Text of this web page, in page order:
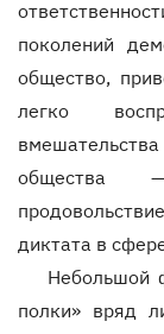
поколений
общество,
легко
общества
диктата в
Небольшой
полки» вряд